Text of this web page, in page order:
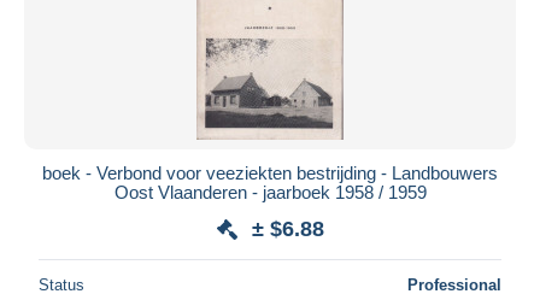
boek - Verbond voor veeziekten bestrijding - Landbouwers
Oost Vlaanderen - jaarboek 1958 / 1959
± $6.88
Status Professional